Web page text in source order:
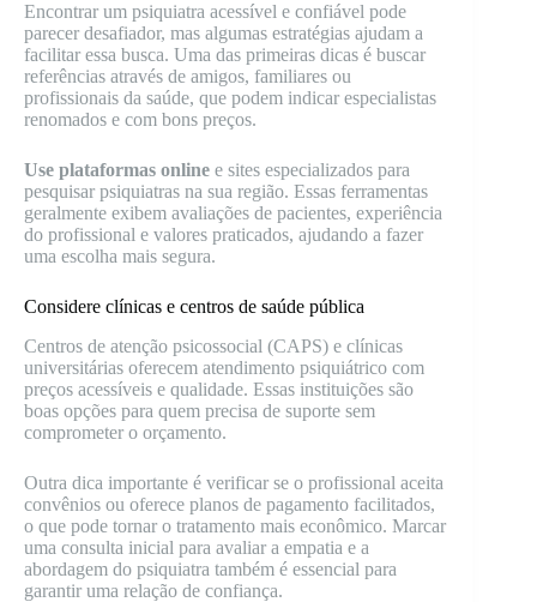
Encontrar um psiquiatra acessível e confiável pode
parecer desafiador, mas algumas estratégias ajudam a
facilitar essa busca. Uma das primeiras dicas é buscar
referências através de amigos, familiares ou
profissionais da saúde, que podem indicar especialistas
renomados e com bons preços.
Use plataformas online e sites especializados para
pesquisar psiquiatras na sua região. Essas ferramentas
geralmente exibem avaliações de pacientes, experiência
do profissional e valores praticados, ajudando a fazer
uma escolha mais segura.
Considere clínicas e centros de saúde pública
Centros de atenção psicossocial (CAPS) e clínicas
universitárias oferecem atendimento psiquiátrico com
preços acessíveis e qualidade. Essas instituições são
boas opções para quem precisa de suporte sem
comprometer o orçamento.
Outra dica importante é verificar se o profissional aceita
convênios ou oferece planos de pagamento facilitados,
o que pode tornar o tratamento mais econômico. Marcar
uma consulta inicial para avaliar a empatia e a
abordagem do psiquiatra também é essencial para
garantir uma relação de confiança.